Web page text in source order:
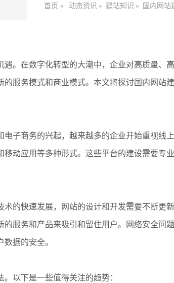
首页 » 动态资讯 » 建站知识 » 国内网站
。在数字化转型的大潮中，企业对高质量、
服务模式和商业模式。本文将探讨国内网站
子商务的兴起，越来越多的企业开始重视线
动应用等多种形式。这些平台的建设需要专
的快速发展，网站的设计和开发需要不断更新
服务和产品来吸引和留住用户。网络安全问
据的安全。
以下是一些值得关注的趋势：